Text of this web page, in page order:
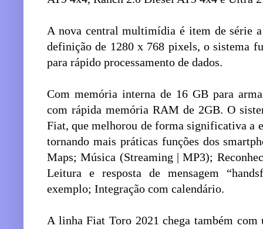
A nova central multimídia é item de série
definição de 1280 x 768 pixels, o sistema
para rápido processamento de dados.
Com memória interna de 16 GB para
com rápida memória RAM de 2GB. O
Fiat, que melhorou de forma significativa a
tornando mais práticas funções dos
Maps; Música (Streaming | MP3);
Leitura e resposta de mensagem
exemplo; Integração com calendário.
A linha Fiat Toro 2021 chega também